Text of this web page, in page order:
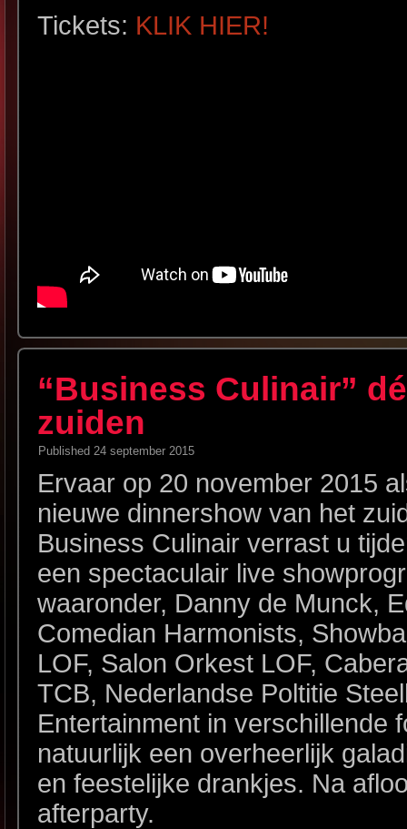
Tickets: KLIK HIER!
“Business Culinair”
zuiden
Published 24 september 2015
Ervaar op 20 november 2015
nieuwe dinnershow van het
Business Culinair verrast u
een spectaculair live
waaronder, Danny de Munck,
Comedian Harmonists,
LOF, Salon Orkest LOF,
TCB, Nederlandse Poltitie
Entertainment in verschillende
natuurlijk een overheerlijk
en feestelijke drankjes. Na
afterparty.